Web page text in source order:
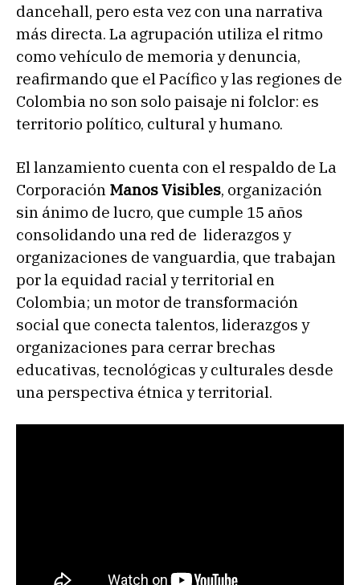
dancehall, pero esta vez con una narrativa
más directa. La agrupación utiliza el ritmo
como vehículo de memoria y denuncia,
reafirmando que el Pacífico y las regiones de
Colombia no son solo paisaje ni folclor: es
territorio político, cultural y humano.
El lanzamiento cuenta con el respaldo de La
Corporación Manos Visibles, organización
sin ánimo de lucro, que cumple 15 años
consolidando una red de liderazgos y
organizaciones de vanguardia, que trabajan
por la equidad racial y territorial en
Colombia; un motor de transformación
social que conecta talentos, liderazgos y
organizaciones para cerrar brechas
educativas, tecnológicas y culturales desde
una perspectiva étnica y territorial.